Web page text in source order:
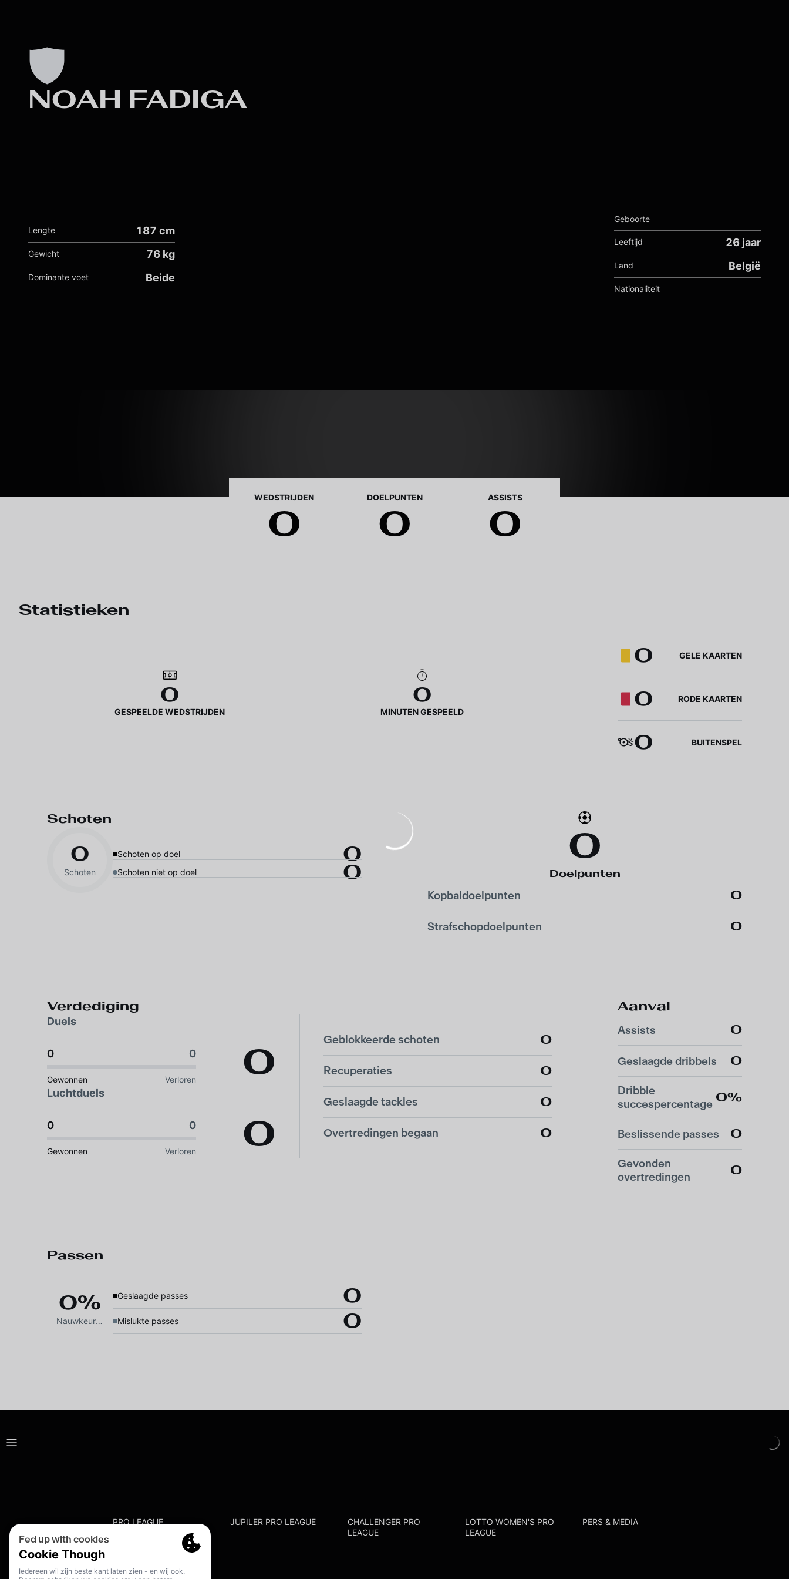
NOAH FADIGA
Lengte 187 cm
Gewicht 76 kg
Dominante voet Beide
Geboorte
Leeftijd 26 jaar
Land België
Nationaliteit
WEDSTRIJDEN
0
DOELPUNTEN
0
ASSISTS
0
Statistieken
0
GESPEELDE WEDSTRIJDEN
0
MINUTEN GESPEELD
0
Doelpunten
Kopbaldoelpunten 0
Strafschopdoelpunten 0
Schoten
0
Schoten
Schoten op doel 0
Schoten niet op doel 0
Aanval
Assists 0
Geslaagde dribbels 0
Dribble
succespercentage 0%
Beslissende passes 0
Gevonden
overtredingen
0
0 GELE KAARTEN
0 RODE KAARTEN
0 BUITENSPEL
Verdediging
Duels
0 0
Gewonnen Verloren 0
Luchtduels
0 0
Gewonnen Verloren 0
Geblokkeerde schoten 0
Recuperaties 0
Geslaagde tackles 0
Overtredingen begaan 0
Passen
0%
Nauwkeurigheid
Geslaagde passes 0
Mislukte passes 0
PRO LEAGUE JUPILER PRO LEAGUE
CHALLENGER PRO
LEAGUE
LOTTO WOMEN'S PRO
LEAGUE
PERS & MEDIA